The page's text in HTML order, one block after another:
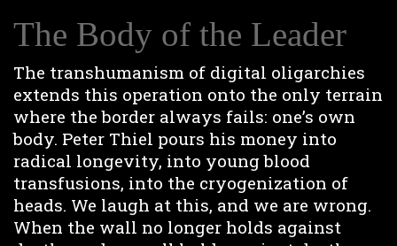
The Body of the Leader
The transhumanism of digital oligarchies
extends this operation onto the only terrain
where the border always fails: one’s own
body. Peter Thiel pours his money into
radical longevity, into young blood
transfusions, into the cryogenization of
heads. We laugh at this, and we are wrong.
When the wall no longer holds against